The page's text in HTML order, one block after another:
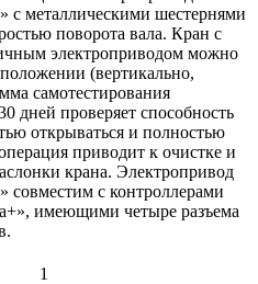
с металлическими шестернями
поворота вала. Кран с
электроприводом можно
(вертикально,
самотестирования
дней проверяет способность
открываться и полностью
приводит к очистке и
крана. Электропривод
совместим с контроллерами
имеющими четыре разъема
1